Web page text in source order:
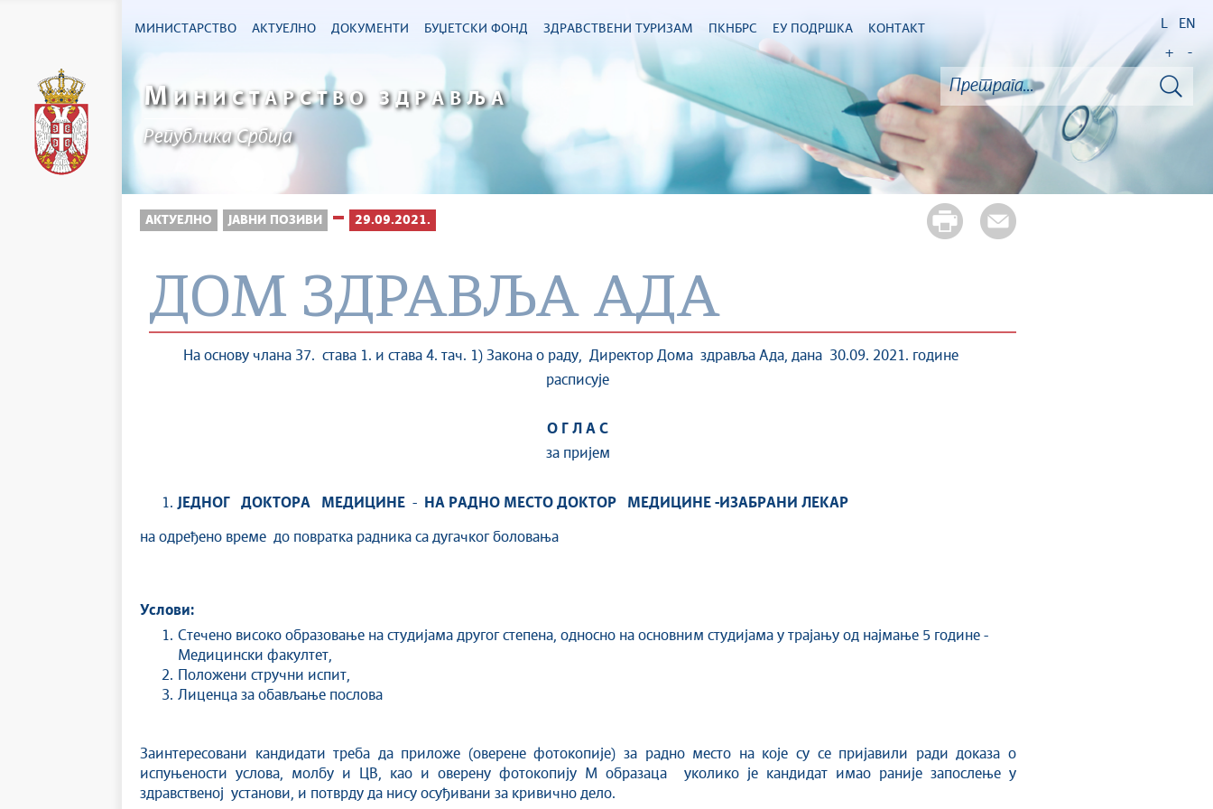
МИНИСТАРСТВО АКТУЕЛНО ДОКУМЕНТИ БУЏЕТСКИ ФОНД ЗДРАВСТВЕНИ ТУРИЗАМ ПКНБРС ЕУ ПОДРШКА КОНТАКТ L EN
+ -
М ИНИСТАРСТВО ЗДРАВЉА
Република Србија
АКТУЕЛНО ЈАВНИ ПОЗИВИ 29.09.2021.
ДОМ ЗДРАВЉА АДА
На основу члана 37. става 1. и става 4. тач. 1) Закона о раду, Директор Дома здравља Ада, дана 30.09. 2021. године
расписује
О Г Л А С
за пријем
ЈЕДНОГ ДОКТОРА МЕДИЦИНЕ - НА РАДНО МЕСТО ДОКТОР МЕДИЦИНЕ -ИЗАБРАНИ ЛЕКАР
на одређено време до повратка радника са дугачког боловања
Услови:
Стечено високо образовање на студијама другог степена, односно на основним студијама у трајању од најмање 5 године -
Медицински факултет,
Положени стручни испит,
Лиценца за обављање послова
Заинтересовани кандидати треба да приложе (оверене фотокопије) за радно место на које су се пријавили ради доказа о
испуњености услова, молбу и ЦВ, као и оверену фотокопију М образаца уколико је кандидат имао раније запослење у
здравственој установи, и потврду да нису осуђивани за кривично дело.